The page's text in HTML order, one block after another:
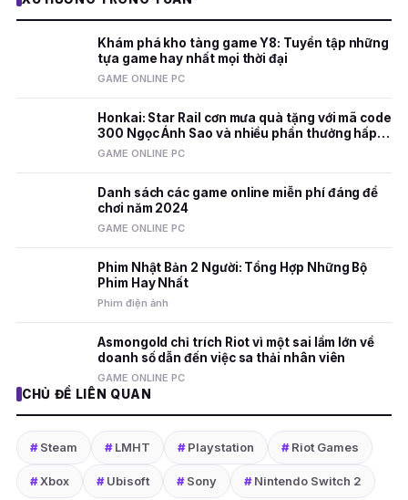
Khám phá kho tàng game Y8: Tuyển tập những
tựa game hay nhất mọi thời đại
GAME ONLINE PC
Honkai: Star Rail cơn mưa quà tặng với mã code
300 Ngọc Ánh Sao và nhiều phần thưởng hấp
dẫn
GAME ONLINE PC
Danh sách các game online miễn phí đáng để
chơi năm 2024
GAME ONLINE PC
Phim Nhật Bản 2 Người: Tổng Hợp Những Bộ
Phim Hay Nhất
Phim điện ảnh
Asmongold chỉ trích Riot vì một sai lầm lớn về
doanh số dẫn đến việc sa thải nhân viên
GAME ONLINE PC
CHỦ ĐỀ LIÊN QUAN
#Steam #LMHT #Playstation #Riot Games
#Xbox #Ubisoft #Sony #Nintendo Switch 2